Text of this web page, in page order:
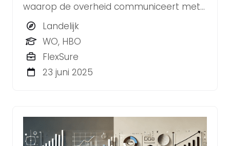
waarop de overheid communiceert met
burgers en andere stakeholders? Ben jij
een strategische denker die ook de
handen uit de mouwen steekt? BLYNKT
zoekt een enthousiaste Adviseur
Landelijk
WO, HBO
FlexSure
23 juni 2025